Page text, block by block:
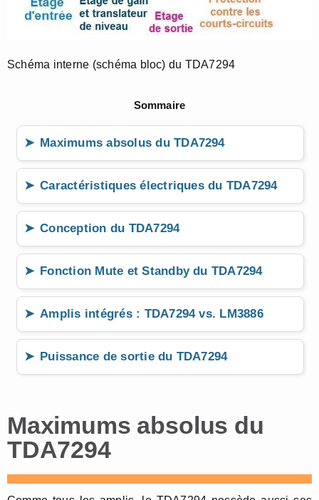
Schéma interne (schéma bloc) du TDA7294
Sommaire
Maximums absolus du TDA7294
Caractéristiques électriques du TDA7294
Conception du TDA7294
Fonction Mute et Standby du TDA7294
Amplis intégrés : TDA7294 vs. LM3886
Puissance de sortie du TDA7294
Maximums absolus du
TDA7294